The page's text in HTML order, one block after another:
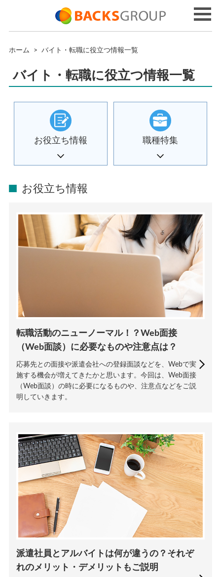
ホーム > バイト・転職に役立つ情報一覧
バイト・転職に役立つ情報一覧
お役立ち情報 職種特集
お役立ち情報
転職活動のニューノーマル！？Web面接
（Web面談）に必要なものや注意点は？
応募先との面接や派遣会社への登録面談などを、Webで実
施する機会が増えてきたかと思います。今回は、Web面接
（Web面談）の時に必要になるものや、注意点などをご説
明していきます。
派遣社員とアルバイトは何が違うの？それぞ
れのメリット・デメリットもご説明